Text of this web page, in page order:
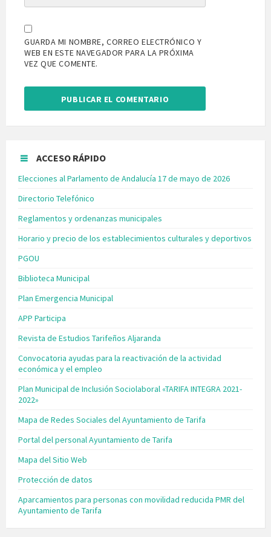
GUARDA MI NOMBRE, CORREO ELECTRÓNICO Y
WEB EN ESTE NAVEGADOR PARA LA PRÓXIMA
VEZ QUE COMENTE.
ACCESO RÁPIDO
Elecciones al Parlamento de Andalucía 17 de mayo de 2026
Directorio Telefónico
Reglamentos y ordenanzas municipales
Horario y precio de los establecimientos culturales y deportivos
PGOU
Biblioteca Municipal
Plan Emergencia Municipal
APP Participa
Revista de Estudios Tarifeños Aljaranda
Convocatoria ayudas para la reactivación de la actividad
económica y el empleo
Plan Municipal de Inclusión Sociolaboral «TARIFA INTEGRA 2021-
2022»
Mapa de Redes Sociales del Ayuntamiento de Tarifa
Portal del personal Ayuntamiento de Tarifa
Mapa del Sitio Web
Protección de datos
Aparcamientos para personas con movilidad reducida PMR del
Ayuntamiento de Tarifa